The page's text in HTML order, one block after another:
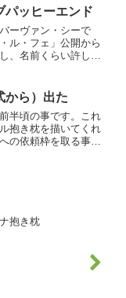
んです。初回の抱き
パッヒーエンド
ーヴァン・シーで
ル・フェ」公開から
、名前くらい許して
に抱き枕を頼める機
管理人が一...
から）出た
半頃の事です。これ
抱き枕を描いてくれ
の依頼枠を取る事が
抱き枕